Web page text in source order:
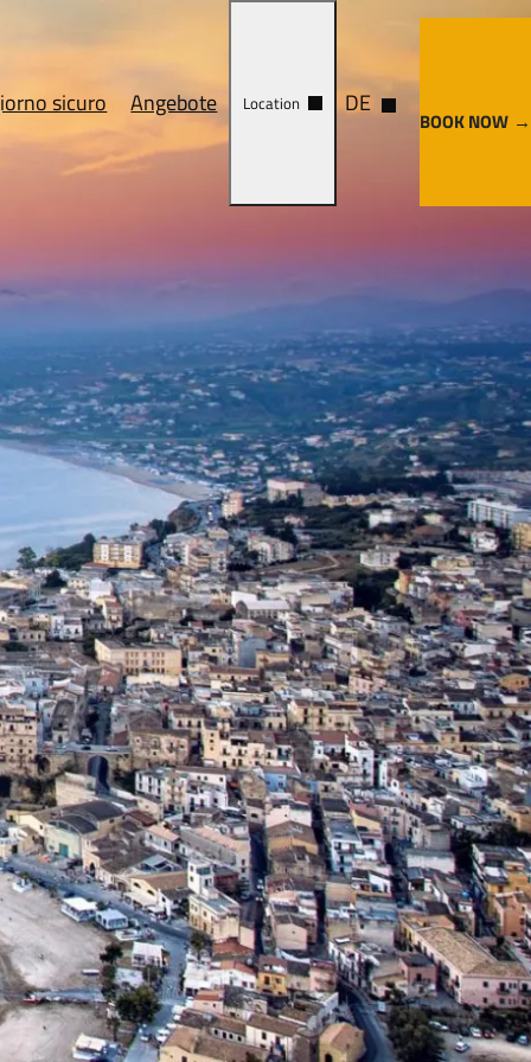
sicuro Angebote Location DE
BOOK NOW